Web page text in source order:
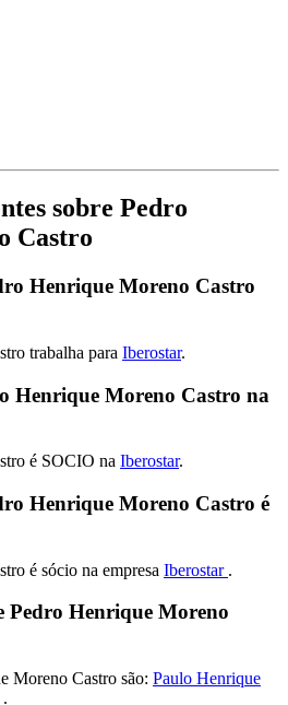
sobre Pedro
Castro
Henrique Moreno Castro
trabalha para Iberostar.
Henrique Moreno Castro na
é SOCIO na Iberostar.
Henrique Moreno Castro é
é sócio na empresa Iberostar .
Pedro Henrique Moreno
Moreno Castro são: Paulo Henrique
.